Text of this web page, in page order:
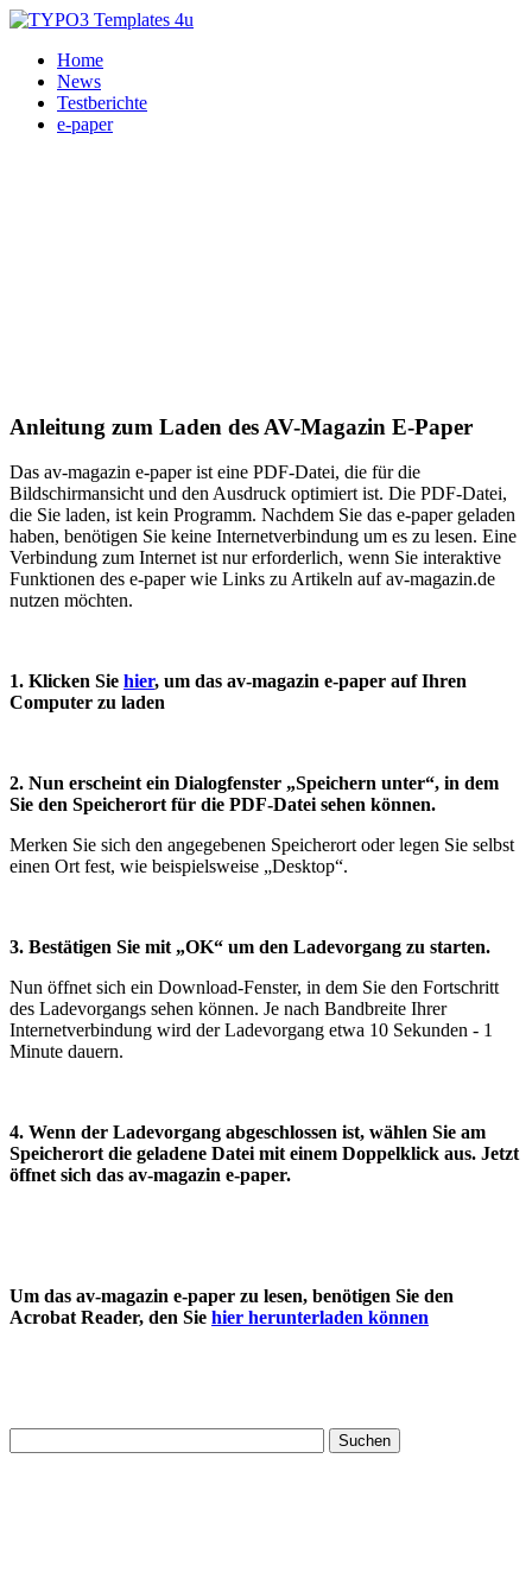
Home
News
Testberichte
e-paper
Anleitung zum Laden des AV-Magazin E-Paper
Das av-magazin e-paper ist eine PDF-Datei, die für die
Bildschirmansicht und den Ausdruck optimiert ist. Die PDF-Datei,
die Sie laden, ist kein Programm. Nachdem Sie das e-paper geladen
haben, benötigen Sie keine Internetverbindung um es zu lesen. Eine
Verbindung zum Internet ist nur erforderlich, wenn Sie interaktive
Funktionen des e-paper wie Links zu Artikeln auf av-magazin.de
nutzen möchten.
1. Klicken Sie hier, um das av-magazin e-paper auf Ihren
Computer zu laden
2. Nun erscheint ein Dialogfenster „Speichern unter“, in dem
Sie den Speicherort für die PDF-Datei sehen können.
Merken Sie sich den angegebenen Speicherort oder legen Sie selbst
einen Ort fest, wie beispielsweise „Desktop“.
3. Bestätigen Sie mit „OK“ um den Ladevorgang zu starten.
Nun öffnet sich ein Download-Fenster, in dem Sie den Fortschritt
des Ladevorgangs sehen können. Je nach Bandbreite Ihrer
Internetverbindung wird der Ladevorgang etwa 10 Sekunden - 1
Minute dauern.
4. Wenn der Ladevorgang abgeschlossen ist, wählen Sie am
Speicherort die geladene Datei mit einem Doppelklick aus. Jetzt
öffnet sich das av-magazin e-paper.
Um das av-magazin e-paper zu lesen, benötigen Sie den
Acrobat Reader, den Sie hier herunterladen können